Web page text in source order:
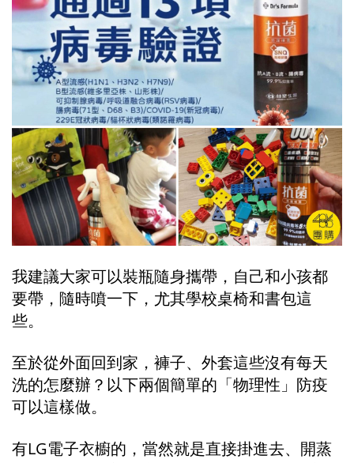
我建議大家可以裝瓶隨身攜帶，自己和小孩都
要帶，隨時噴一下，尤其學校桌椅和書包這
些。
至於從外面回到家，褲子、外套這些沒有每天
洗的怎麼辦？以下兩個簡單的「物理性」防疫
可以這樣做。
有LG電子衣櫥的，當然就是直接掛進去、開蒸